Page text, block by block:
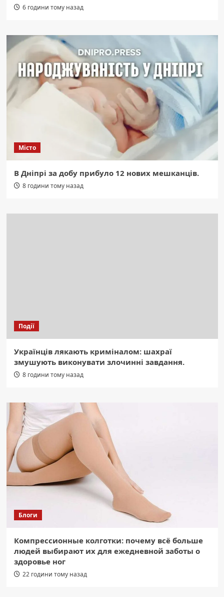
6 години тому назад
Місто
В Дніпрі за добу прибуло 12 нових мешканців.
8 години тому назад
Події
Українців лякають криміналом: шахраї
змушують виконувати злочинні завдання.
8 години тому назад
Блоги
Компрессионные колготки: почему всё больше
людей выбирают их для ежедневной заботы о
здоровье ног
22 години тому назад